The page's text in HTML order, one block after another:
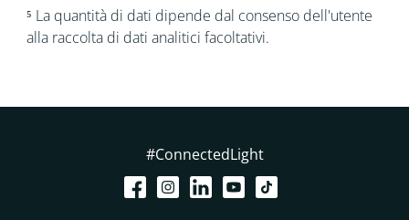
⁵ La quantità di dati dipende dal consenso dell'utente
alla raccolta di dati analitici facoltativi.
#ConnectedLight